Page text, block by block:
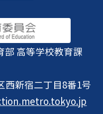
部 高等学校教育課
新宿二丁目8番1号